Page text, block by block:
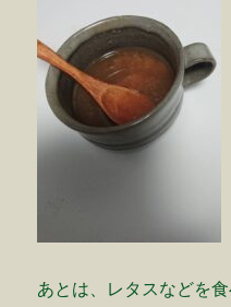
あとは、レタスなどを食